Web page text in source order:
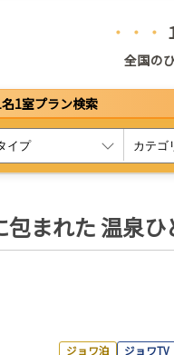
１名１
全国の
1室プラン検索
まれた 温泉ひ